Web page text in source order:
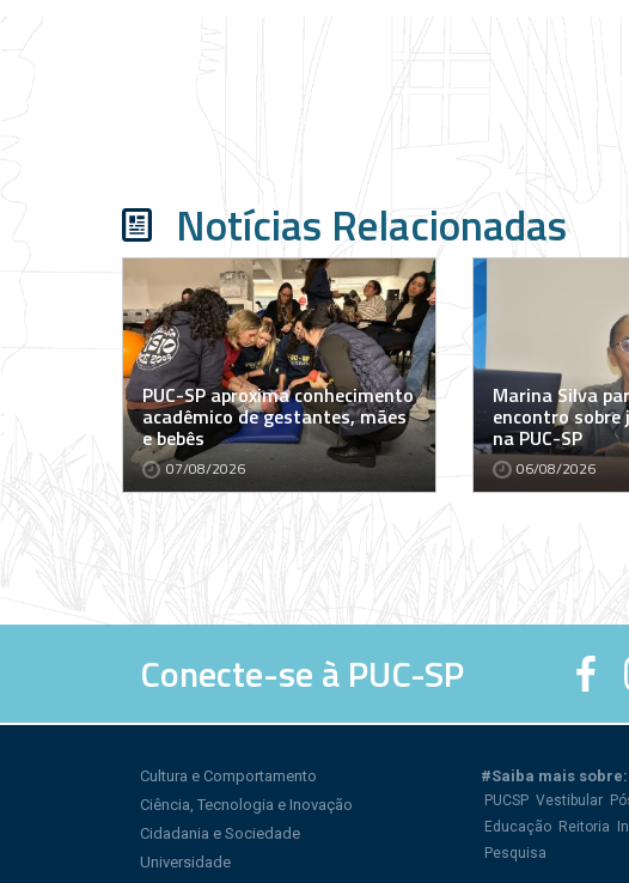
Notícias Relacionadas
PUC-SP aproxima conhecimento
acadêmico de gestantes, mães
e bebês
07/08/2026
Marina Silva
encontro
na PUC-SP
06/08/2026
Conecte-se à PUC-SP
Cultura e Comportamento
Ciência, Tecnologia e Inovação
Cidadania e Sociedade
Universidade
#Saiba mais sobre:
PUCSP Vestibular
Educação Reitoria
Pesquisa